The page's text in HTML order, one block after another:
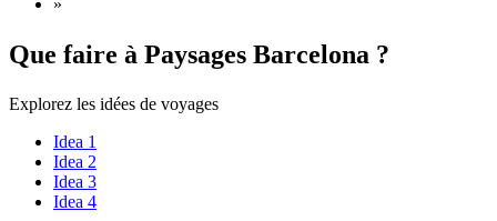
Que faire à Paysages Barcelona ?
Explorez les idées de voyages
Idea 1
Idea 2
Idea 3
Idea 4